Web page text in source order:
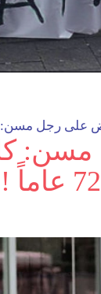
على رجل